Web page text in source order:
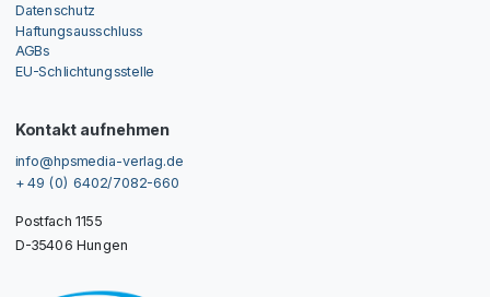
Datenschutz
Haftungsausschluss
AGBs
EU-Schlichtungsstelle
Kontakt aufnehmen
info@hpsmedia-verlag.de
+ 49 (0) 6402/7082-660
Postfach 1155
D-35406 Hungen